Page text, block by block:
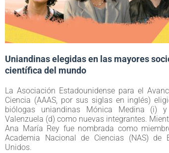
Uniandinas elegidas en las mayores
científica del mundo
La Asociación Estadounidense para el
Ciencia (AAAS, por sus siglas en inglés)
biólogas uniandinas Mónica Medina (i)
Valenzuela (d) como nuevas integrantes.
Ana María Rey fue nombrada como
Academia Nacional de Ciencias (NAS) de
Unidos.